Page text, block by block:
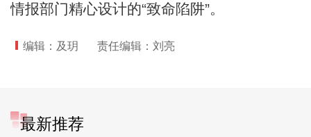
情报部门精心设计的“致命陷阱”。
编辑：及玥 责任编辑：刘亮
最新推荐